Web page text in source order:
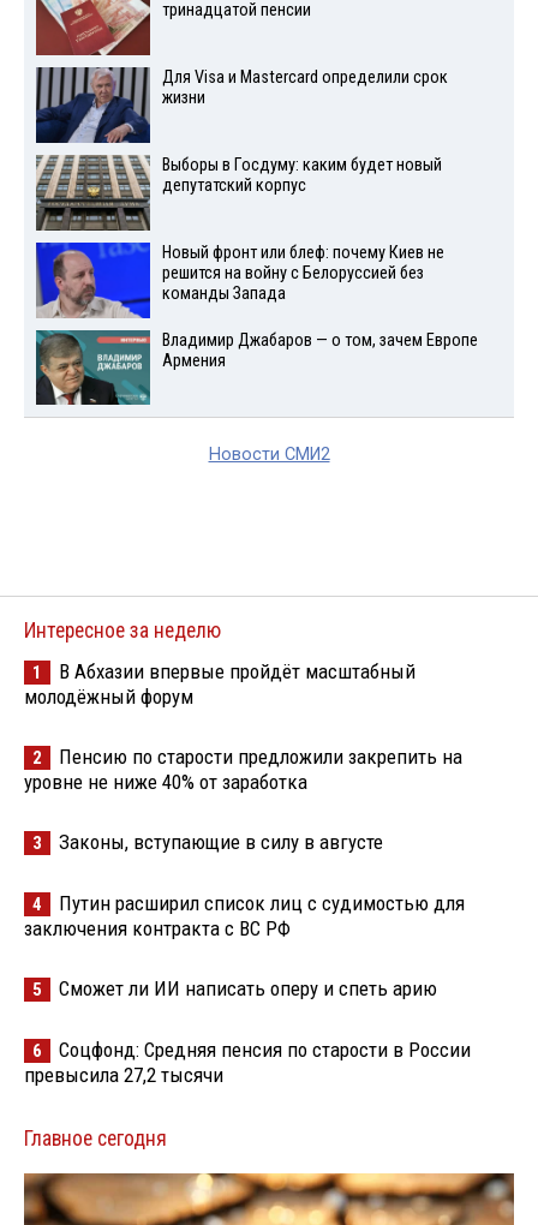
тринадцатой пенсии
Для Visа и Mastercard определили срок
жизни
Выборы в Госдуму: каким будет новый
депутатский корпус
Новый фронт или блеф: почему Киев не
решится на войну с Белоруссией без
команды Запада
Владимир Джабаров — о том, зачем Европе
Армения
Новости СМИ2
Интересное за неделю
1
В Абхазии впервые пройдёт масштабный
молодёжный форум
2
Пенсию по старости предложили закрепить на
уровне не ниже 40% от заработка
3 Законы, вступающие в силу в августе
4
Путин расширил список лиц с судимостью для
заключения контракта с ВС РФ
5 Сможет ли ИИ написать оперу и спеть арию
6
Соцфонд: Средняя пенсия по старости в России
превысила 27,2 тысячи
Главное сегодня